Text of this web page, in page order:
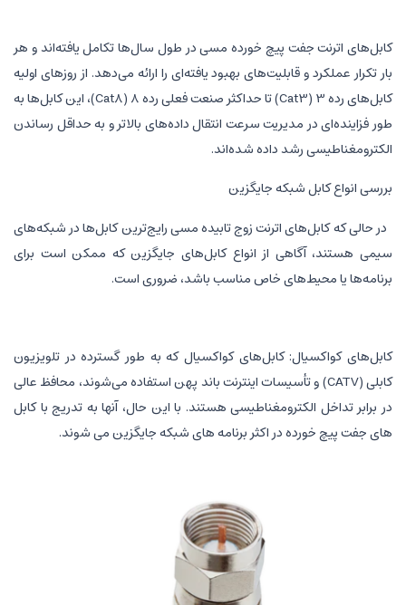
کابل‌های اترنت جفت پیچ خورده مسی در طول سال‌ها تکامل یافته‌اند و هر
بار تکرار عملکرد و قابلیت‌های بهبود یافته‌ای را ارائه می‌دهد. از روزهای اولیه
کابل‌های رده 3 (Cat3) تا حداکثر صنعت فعلی رده 8 (Cat8)، این کابل‌ها به
طور فزاینده‌ای در مدیریت سرعت انتقال داده‌های بالاتر و به حداقل رساندن
الکترومغناطیسی رشد داده شده‌اند.
بررسی انواع کابل شبکه جایگزین
در حالی که کابل‌های اترنت زوج تابیده مسی رایج‌ترین کابل‌ها در شبکه‌های
سیمی هستند، آگاهی از انواع کابل‌های جایگزین که ممکن است برای
برنامه‌ها یا محیط‌های خاص مناسب باشد، ضروری است.
کابل‌های کواکسیال: کابل‌های کواکسیال که به طور گسترده در تلویزیون
کابلی (CATV) و تأسیسات اینترنت باند پهن استفاده می‌شوند، محافظ عالی
در برابر تداخل الکترومغناطیسی هستند. با این حال، آنها به تدریج با کابل
های جفت پیچ خورده در اکثر برنامه های شبکه جایگزین می شوند.